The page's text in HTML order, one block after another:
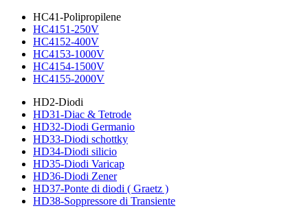
HC41-Polipropilene
HC4151-250V
HC4152-400V
HC4153-1000V
HC4154-1500V
HC4155-2000V
HD2-Diodi
HD31-Diac & Tetrode
HD32-Diodi Germanio
HD33-Diodi schottky
HD34-Diodi silicio
HD35-Diodi Varicap
HD36-Diodi Zener
HD37-Ponte di diodi ( Graetz )
HD38-Soppressore di Transiente